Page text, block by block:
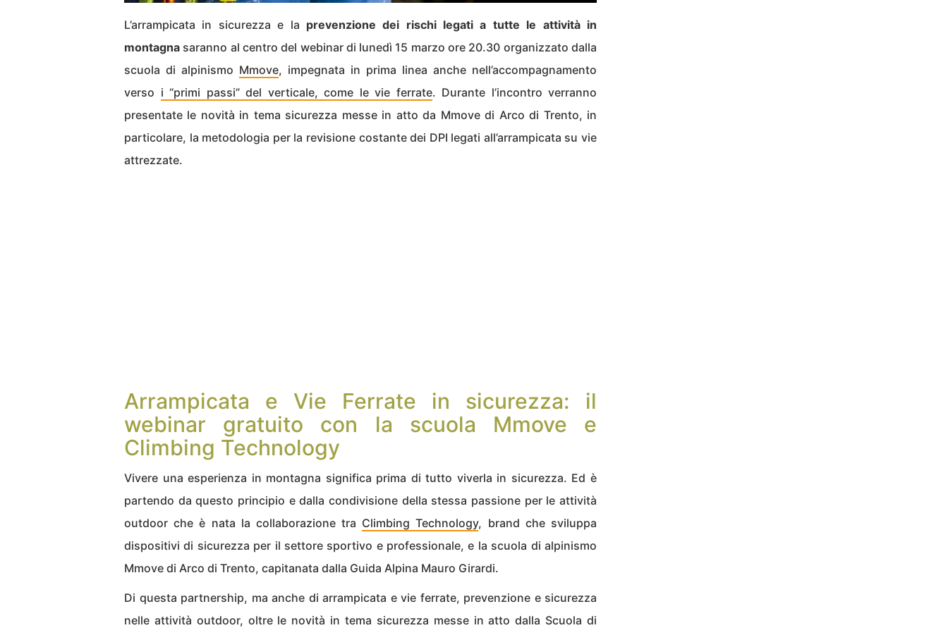
L’arrampicata in sicurezza e la prevenzione dei rischi legati a tutte le attività in
montagna saranno al centro del webinar di lunedì 15 marzo ore 20.30 organizzato dalla
scuola di alpinismo Mmove, impegnata in prima linea anche nell’accompagnamento
verso i “primi passi” del verticale, come le vie ferrate. Durante l’incontro verranno
presentate le novità in tema sicurezza messe in atto da Mmovedi Arco di Trento, in
particolare, la metodologia per la revisione costante dei DPI legati all’arrampicata su vie
attrezzate.
Arrampicata e Vie Ferrate in sicurezza: il
webinar gratuito con la scuola Mmove e
Climbing Technology
Vivere una esperienza in montagna significa prima di tutto viverla in sicurezza. Ed è
partendo da questo principio e dalla condivisione della stessa passione per le attività
outdoor che è nata la collaborazione tra Climbing Technology, brand che sviluppa
dispositivi di sicurezza per il settore sportivo e professionale, e la scuola di alpinismo
Mmove di Arco di Trento, capitanata dalla Guida Alpina Mauro Girardi.
Di questa partnership, ma anche di arrampicata e vie ferrate, prevenzione e sicurezza
nelle attività outdoor, oltre le novità in tema sicurezza messe in atto dalla Scuola di